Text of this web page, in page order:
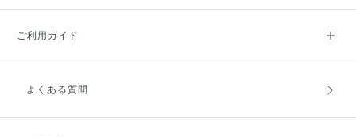
ご利用ガイド
ご利用ガイドトップ
よくある質問